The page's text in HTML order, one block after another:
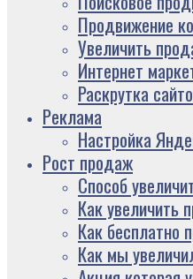
Продвижение
Увеличить
Интернет
Раскрутка
Реклама
Настройка
Рост продаж
Способ
Как увеличить
Как бесплатно
Как мы